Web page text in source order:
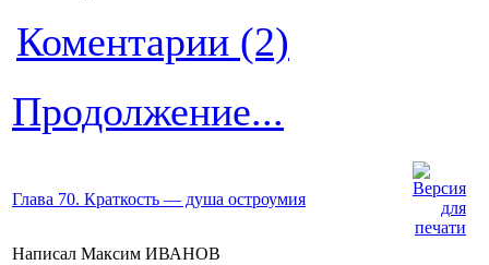
Коментарии (2)
Продолжение...
Глава 70. Краткость — душа остроумия
Написал Максим ИВАНОВ